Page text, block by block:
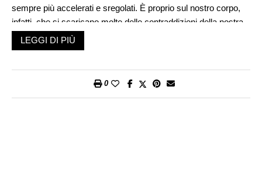
sempre più accelerati e sregolati. È proprio sul nostro corpo,
infatti, che si scaricano molte delle contraddizioni della nostra
epoca, con tutto ciò che ne consegue: snaturamento dei ritmi
biologici, aumento dello stress e insorgere di cattive abitudini
La posta in gioco è molto alta: la nostra salute. Un corpo che
LEGGI DI PIÙ
0